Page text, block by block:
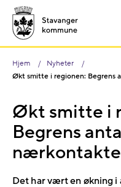
Hjem
Nyheter
Økt smitte i regionen: Begrens
Økt smitte i
Begrens
Det har vært en økning